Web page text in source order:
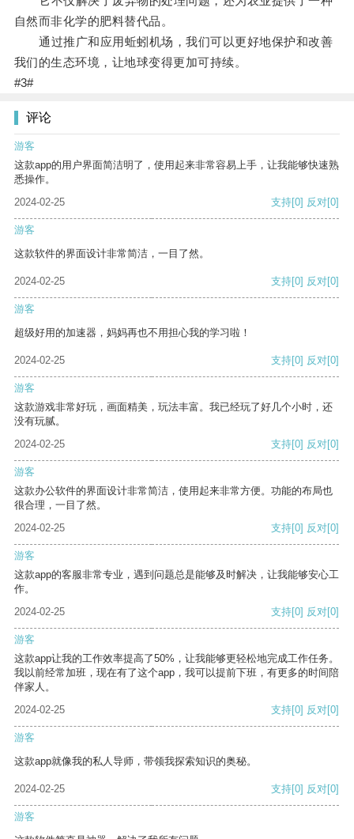
自然而非化学的肥料替代品。
通过推广和应用蚯蚓机场，我们可以更好地保护和改善
我们的生态环境，让地球变得更加可持续。
#3#
评论
游客
这款app的用户界面简洁明了，使用起来非常容易上手，让我能够快速熟
悉操作。
2024-02-25
支持[0] 反对[0]
游客
这款软件的界面设计非常简洁，一目了然。
2024-02-25 支持[0] 反对[0]
游客
超级好用的加速器，妈妈再也不用担心我的学习啦！
2024-02-25 支持[0] 反对[0]
游客
这款游戏非常好玩，画面精美，玩法丰富。我已经玩了好几个小时，还
没有玩腻。
2024-02-25
支持[0] 反对[0]
游客
这款办公软件的界面设计非常简洁，使用起来非常方便。功能的布局也
很合理，一目了然。
2024-02-25
支持[0] 反对[0]
游客
这款app的客服非常专业，遇到问题总是能够及时解决，让我能够安心工
作。
2024-02-25
支持[0] 反对[0]
游客
这款app让我的工作效率提高了50%，让我能够更轻松地完成工作任务。
我以前经常加班，现在有了这个app，我可以提前下班，有更多的时间陪
伴家人。
2024-02-25
支持[0] 反对[0]
游客
这款app就像我的私人导师，带领我探索知识的奥秘。
2024-02-25 支持[0] 反对[0]
游客